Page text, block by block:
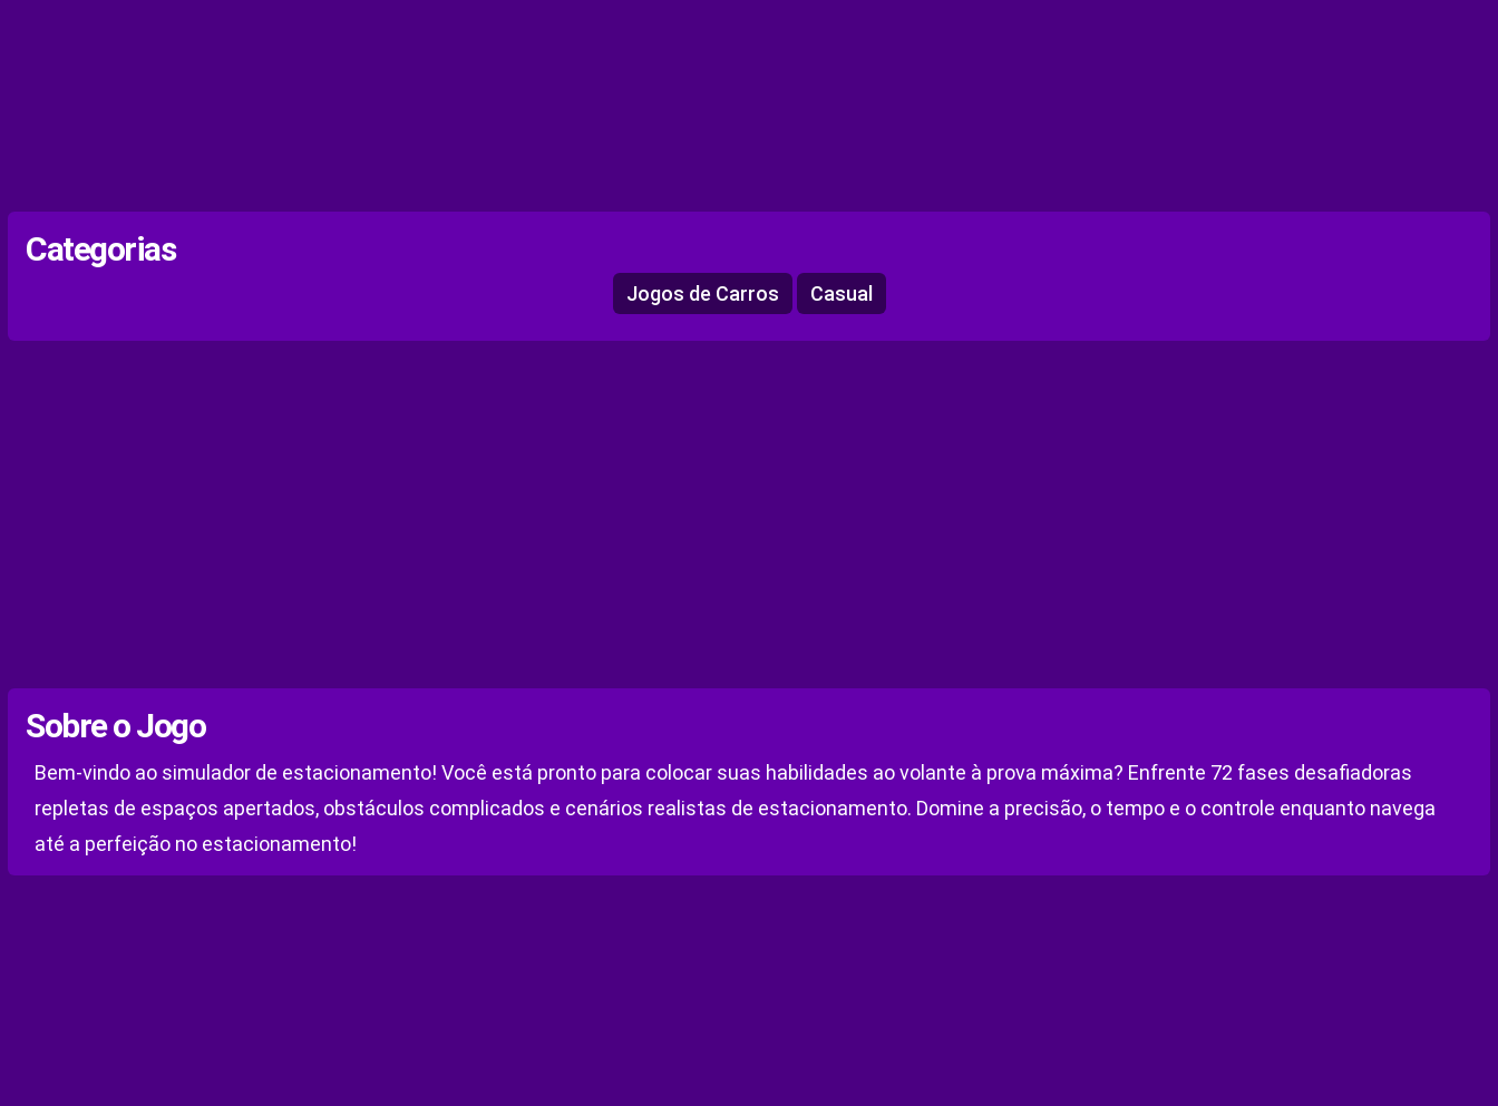
Categorias
Jogos de Carros Casual
Sobre o Jogo
Bem-vindo ao simulador de estacionamento! Você está pronto para colocar suas habilidades ao volante à prova máxima? Enfrente 72 fases desafiadoras
repletas de espaços apertados, obstáculos complicados e cenários realistas de estacionamento. Domine a precisão, o tempo e o controle enquanto navega
até a perfeição no estacionamento!